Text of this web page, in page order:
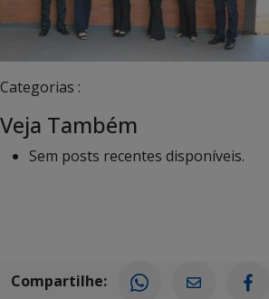
Categorias :
Veja Também
Sem posts recentes disponíveis.
Compartilhe: